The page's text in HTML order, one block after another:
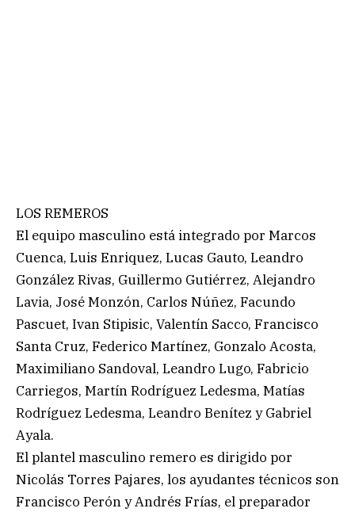
LOS REMEROS
El equipo masculino está integrado por Marcos
Cuenca, Luis Enriquez, Lucas Gauto, Leandro
González Rivas, Guillermo Gutiérrez, Alejandro
Lavia, José Monzón, Carlos Núñez, Facundo
Pascuet, Ivan Stipisic, Valentín Sacco, Francisco
Santa Cruz, Federico Martínez, Gonzalo Acosta,
Maximiliano Sandoval, Leandro Lugo, Fabricio
Carriegos, Martín Rodríguez Ledesma, Matías
Rodríguez Ledesma, Leandro Benítez y Gabriel
Ayala.
El plantel masculino remero es dirigido por
Nicolás Torres Pajares, los ayudantes técnicos son
Francisco Perón y Andrés Frías, el preparador